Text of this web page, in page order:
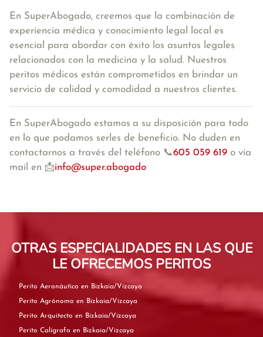
En SuperAbogado, creemos que la combinación de
experiencia médica y conocimiento legal local es
esencial para abordar con éxito los asuntos legales
relacionados con la medicina y la salud. Nuestros
peritos médicos están comprometidos en brindar un
servicio de calidad y comodidad a nuestros clientes.
En SuperAbogado estamos a su disposición para todo
en lo que podamos serles de beneficio. No duden en
contactarnos a través del teléfono 📞605 059 619 o vía
mail en 📩info@super.abogado
OTRAS ESPECIALIDADES EN LAS QUE
LE OFRECEMOS PERITOS
Perito Aeronáutico en Bizkaia/Vizcaya
Perito Agrónomo en Bizkaia/Vizcaya
Perito Arquitecto en Bizkaia/Vizcaya
Perito Calígrafo en Bizkaia/Vizcaya